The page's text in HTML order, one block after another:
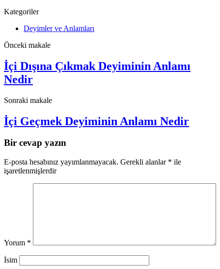
Kategoriler
Deyimler ve Anlamları
Önceki makale
İçi Dışına Çıkmak Deyiminin Anlamı
Nedir
Sonraki makale
İçi Geçmek Deyiminin Anlamı Nedir
Bir cevap yazın
E-posta hesabınız yayımlanmayacak. Gerekli alanlar * ile
işaretlenmişlerdir
Yorum *
İsim